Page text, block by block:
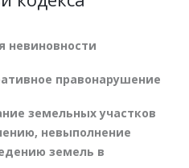
невиновности
правонарушение
земельных участков
невыполнение
земель в